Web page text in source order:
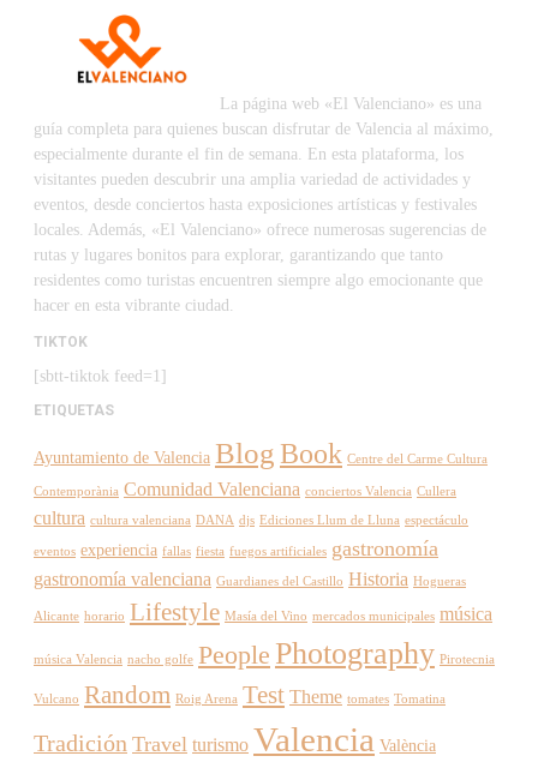
La página web «El Valenciano» es una
guía completa para quienes buscan disfrutar de Valencia al máximo,
especialmente durante el fin de semana. En esta plataforma, los
visitantes pueden descubrir una amplia variedad de actividades y
eventos, desde conciertos hasta exposiciones artísticas y festivales
locales. Además, «El Valenciano» ofrece numerosas sugerencias de
rutas y lugares bonitos para explorar, garantizando que tanto
residentes como turistas encuentren siempre algo emocionante que
hacer en esta vibrante ciudad.
TIKTOK
[sbtt-tiktok feed=1]
ETIQUETAS
Ayuntamiento de Valencia BlogBook Centre del Carme Cultura
Contemporània Comunidad Valenciana conciertos Valencia Cullera
cultura cultura valenciana DANA djs Ediciones Llum de Lluna espectáculo
eventos experiencia fallas fiesta fuegos artificiales gastronomía
gastronomía valenciana Guardianes del Castillo Historia Hogueras
Alicante horario Lifestyle Masía del Vino mercados municipales música
música Valencia nacho golfe People Photography Pirotecnia
Vulcano Random Roig Arena Test Theme tomates Tomatina
Tradición Travel turismo Valencia València